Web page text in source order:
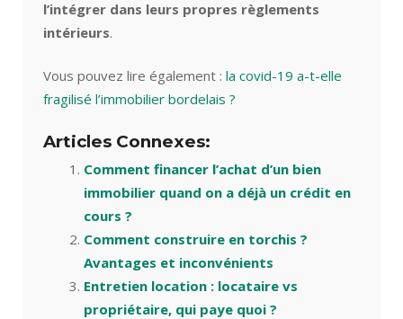
l’intégrer dans leurs propres règlements
intérieurs.
Vous pouvez lire également : la covid-19 a-t-elle
fragilisé l’immobilier bordelais ?
Articles Connexes:
Comment financer l’achat d’un bien
immobilier quand on a déjà un crédit en
cours ?
Comment construire en torchis ?
Avantages et inconvénients
Entretien location : locataire vs
propriétaire, qui paye quoi ?